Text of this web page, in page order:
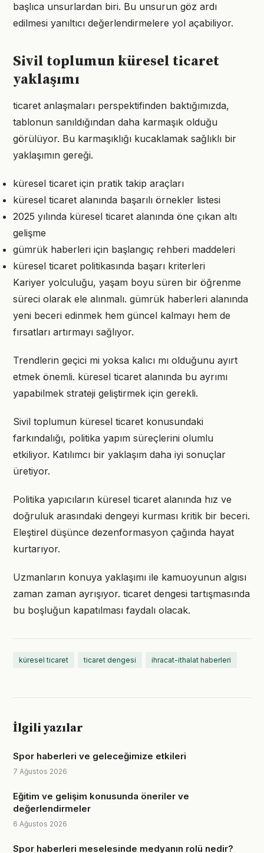
başlıca unsurlardan biri. Bu unsurun göz ardı
edilmesi yanıltıcı değerlendirmelere yol açabiliyor.
Sivil toplumun küresel ticaret
yaklaşımı
ticaret anlaşmaları perspektifinden baktığımızda,
tablonun sanıldığından daha karmaşık olduğu
görülüyor. Bu karmaşıklığı kucaklamak sağlıklı bir
yaklaşımın gereği.
küresel ticaret için pratik takip araçları
küresel ticaret alanında başarılı örnekler listesi
2025 yılında küresel ticaret alanında öne çıkan altı
gelişme
gümrük haberleri için başlangıç rehberi maddeleri
küresel ticaret politikasında başarı kriterleri
Kariyer yolculuğu, yaşam boyu süren bir öğrenme
süreci olarak ele alınmalı. gümrük haberleri alanında
yeni beceri edinmek hem güncel kalmayı hem de
fırsatları artırmayı sağlıyor.
Trendlerin geçici mi yoksa kalıcı mı olduğunu ayırt
etmek önemli. küresel ticaret alanında bu ayrımı
yapabilmek strateji geliştirmek için gerekli.
Sivil toplumun küresel ticaret konusundaki
farkındalığı, politika yapım süreçlerini olumlu
etkiliyor. Katılımcı bir yaklaşım daha iyi sonuçlar
üretiyor.
Politika yapıcıların küresel ticaret alanında hız ve
doğruluk arasındaki dengeyi kurması kritik bir beceri.
Eleştirel düşünce dezenformasyon çağında hayat
kurtarıyor.
Uzmanların konuya yaklaşımı ile kamuoyunun algısı
zaman zaman ayrışıyor. ticaret dengesi tartışmasında
bu boşluğun kapatılması faydalı olacak.
küresel ticaret ticaret dengesi ihracat-ithalat haberleri
İlgili yazılar
Spor haberleri ve geleceğimize etkileri
7 Ağustos 2026
Eğitim ve gelişim konusunda öneriler ve
değerlendirmeler
6 Ağustos 2026
Spor haberleri meselesinde medyanın rolü nedir?